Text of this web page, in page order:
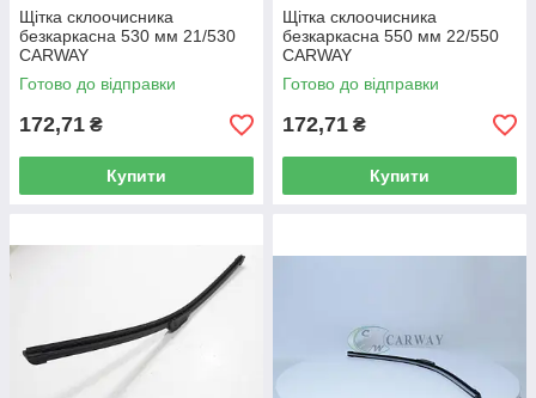
Щітка склоочисника
безкаркасна 530 мм 21/530
CARWAY
Готово до відправки
172,71 ₴
Купити
Щітка склоочисника
безкаркасна 550 мм 22/550
CARWAY
Готово до відправки
172,71 ₴
Купити